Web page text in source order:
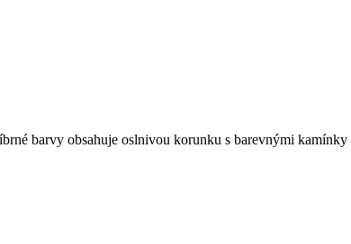
barvy obsahuje oslnivou korunku s barevnými